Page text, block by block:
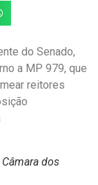
do Senado,
a MP 979, que
reitores
dos